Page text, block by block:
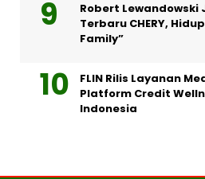
Robert Lewandowski
Terbaru CHERY,
Family”
FLIN Rilis Layanan
Platform Credit
Indonesia